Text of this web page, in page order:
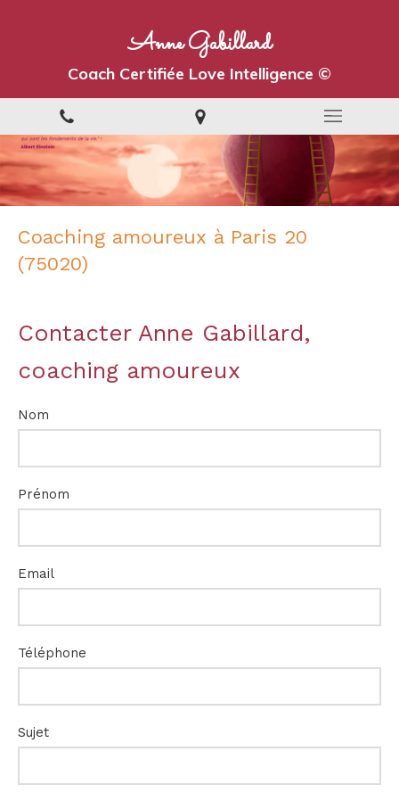
Anne Gabillard
Coach Certifiée Love Intelligence ©
Coaching amoureux à Paris 20
(75020)
Contacter Anne Gabillard,
coaching amoureux
Nom
Prénom
Email
Téléphone
Sujet